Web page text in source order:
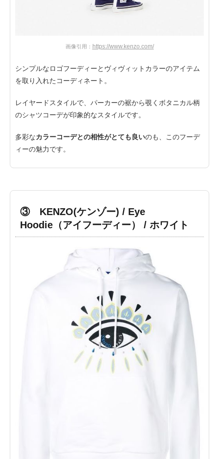
画像引用： https://www.kenzo.com/
シンプルなロゴフーディーとヴィヴィットカラーのアイテム
を取り入れたコーディネート。
レイヤードスタイルで、パーカーの裾から覗くボタニカル柄
のシャツコーデが印象的なスタイルです。
多彩なカラーコーデとの相性がとても良いのも、このフーデ
ィーの魅力です。
③ KENZO(ケンゾー) / Eye
Hoodie（アイフーディー） / ホワイト